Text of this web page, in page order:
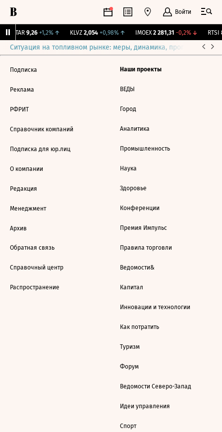
Войти
UTAR 9,26 +1,2%↑ KLVZ 2,054 +0,98%↑ IMOEX 2 281,31 -0,2%↓ RTSI
Ситуация на топливном рынке: меры, динамика, прогнозы
Подписка
Реклама
РФРИТ
Справочник компаний
Подписка для юр.лиц
О компании
Редакция
Менеджмент
Архив
Обратная связь
Справочный центр
Распространение
Наши проекты
ВЕДЫ
Город
Аналитика
Промышленность
Наука
Здоровье
Конференции
Премия Импульс
Правила торговли
Ведомости&
Капитал
Инновации и технологии
Как потратить
Туризм
Форум
Ведомости Северо-Запад
Идеи управления
Спорт